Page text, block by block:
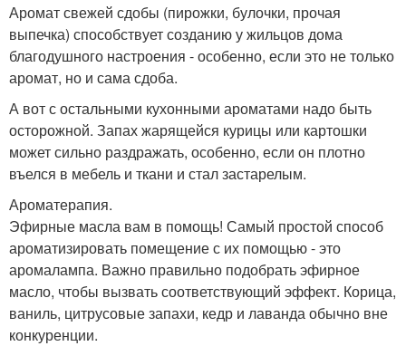
Аромат свежей сдобы (пирожки, булочки, прочая
выпечка) способствует созданию у жильцов дома
благодушного настроения - особенно, если это не только
аромат, но и сама сдоба.
А вот с остальными кухонными ароматами надо быть
осторожной. Запах жарящейся курицы или картошки
может сильно раздражать, особенно, если он плотно
въелся в мебель и ткани и стал застарелым.
Ароматерапия.
Эфирные масла вам в помощь! Самый простой способ
ароматизировать помещение с их помощью - это
аромалампа. Важно правильно подобрать эфирное
масло, чтобы вызвать соответствующий эффект. Корица,
ваниль, цитрусовые запахи, кедр и лаванда обычно вне
конкуренции.